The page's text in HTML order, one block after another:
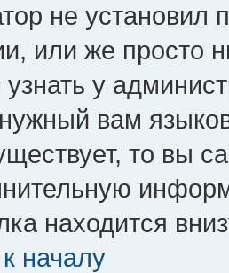
не установил
или же просто
у
вам
то вы
находится
началу